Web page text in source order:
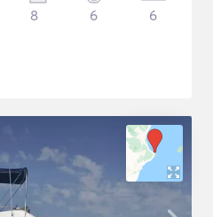
8 6 6